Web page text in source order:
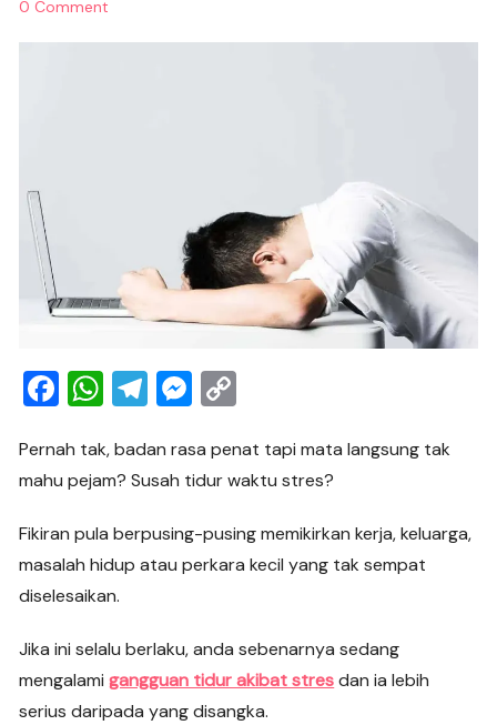
0 Comment
F
c
e
b
o
o
k
W
at
s
A
p
p
T
e
gr
a
m
M
ss
e
n
g
p
y
Li
n
Pernah tak, badan rasa penat tapi mata langsung tak
mahu pejam? Susah tidur waktu stres?
Fikiran pula berpusing-pusing memikirkan kerja, keluarga,
masalah hidup atau perkara kecil yang tak sempat
diselesaikan.
Jika ini selalu berlaku, anda sebenarnya sedang
mengalamigangguan tidur akibat stresdan ia lebih
serius daripada yang disangka.